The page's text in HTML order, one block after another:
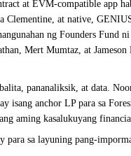
at EVM-compatible app
at native,
ng Founders
Mert Mumtaz, at Jameson
pananaliksik, at data.
isang anchor LP para sa
aming kasalukuyang
sa layuning pang-